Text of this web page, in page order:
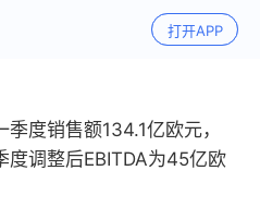
打开APP
度销售额134.1亿欧元，
调整后EBITDA为45亿欧